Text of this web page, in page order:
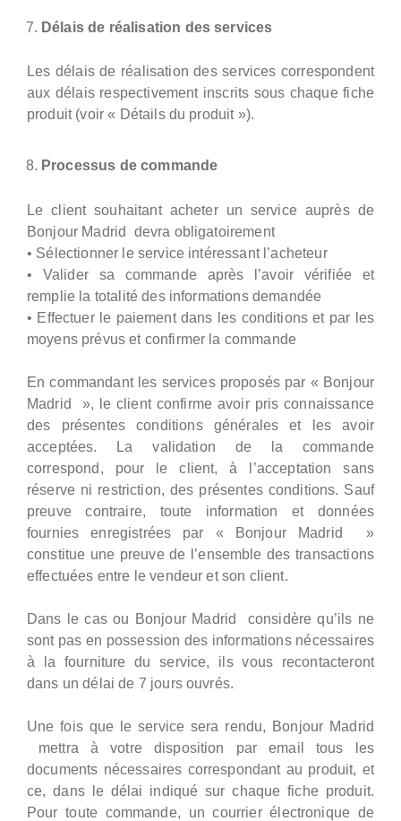
Délais de réalisation des services
Les délais de réalisation des services correspondent
aux délais respectivement inscrits sous chaque fiche
produit (voir « Détails du produit »).
Processus de commande
Le client souhaitant acheter un service auprès de
Bonjour Madrid devra obligatoirement
• Sélectionner le service intéressant l’acheteur
• Valider sa commande après l’avoir vérifiée et
remplie la totalité des informations demandée
• Effectuer le paiement dans les conditions et par les
moyens prévus et confirmer la commande
En commandant les services proposés par « Bonjour
Madrid », le client confirme avoir pris connaissance
des présentes conditions générales et les avoir
acceptées. La validation de la commande
correspond, pour le client, à l’acceptation sans
réserve ni restriction, des présentes conditions. Sauf
preuve contraire, toute information et données
fournies enregistrées par « Bonjour Madrid »
constitue une preuve de l’ensemble des transactions
effectuées entre le vendeur et son client.
Dans le cas ou Bonjour Madrid considère qu’ils ne
sont pas en possession des informations nécessaires
à la fourniture du service, ils vous recontacteront
dans un délai de 7 jours ouvrés.
Une fois que le service sera rendu, Bonjour Madrid
mettra à votre disposition par email tous les
documents nécessaires correspondant au produit, et
ce, dans le délai indiqué sur chaque fiche produit.
Pour toute commande, un courrier électronique de